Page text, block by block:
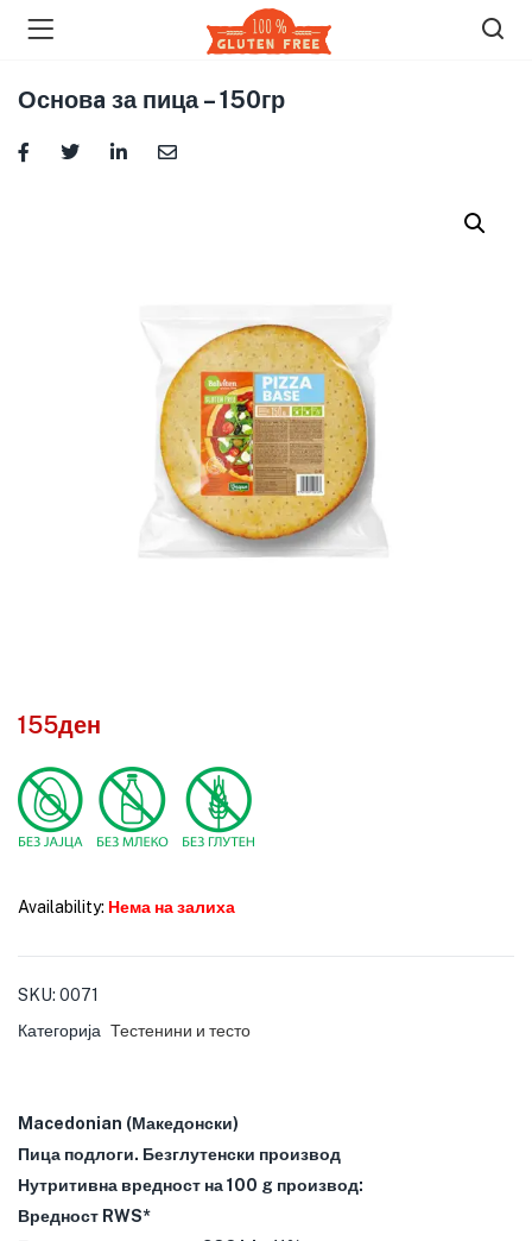
Основa за пица – 150гр
155ден
Availability: Нема на залиха
SKU: 0071
Категорија Тестенини и тесто
Macedonian (Македонски)
Пица подлоги. Безглутенски производ
Нутритивна вредност на 100 g производ:
Вредност RWS*